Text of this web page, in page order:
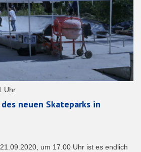
Uhr
neuen Skateparks in
um 17.00 Uhr ist es endlich